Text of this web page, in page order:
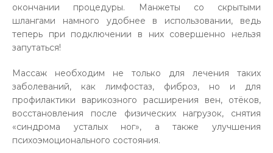
окончании процедуры. Манжеты со скрытыми
шлангами намного удобнее в использовании, ведь
теперь при подключении в них совершенно нельзя
запутаться!
Массаж необходим не только для лечения таких
заболеваний, как лимфостаз, фиброз, но и для
профилактики варикозного расширения вен, отёков,
восстановления после физических нагрузок, снятия
«синдрома усталых ног», а также улучшения
психоэмоционального состояния.